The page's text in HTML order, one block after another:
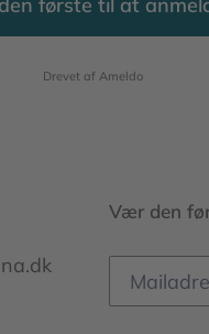
første til at
Drevet af Ameldo
Vær den